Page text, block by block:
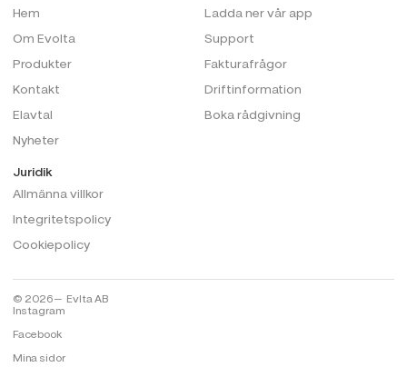
Hem
Om Evolta
Produkter
Kontakt
Elavtal
Nyheter
Ladda ner vår app
Support
Fakturafrågor
Driftinformation
Boka rådgivning
Juridik
Allmänna villkor
Integritetspolicy
Cookiepolicy
© 2026 — Evlta AB
Instagram
Facebook
Mina sidor